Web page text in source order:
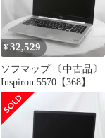
¥32,529
ソフマップ 〔中古品〕
Inspiron 5570【368】